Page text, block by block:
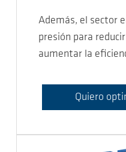
Además, el sector
presión para
aumentar la
Quiero